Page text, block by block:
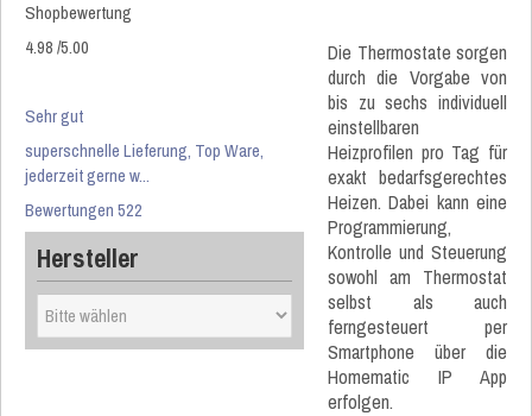
Shopbewertung
4.98/5.00
Sehr gut
superschnelle Lieferung, Top Ware,
jederzeit gerne w...
Bewertungen 522
Hersteller
Die Thermostate sorgen
durch die Vorgabe von
bis zu sechs individuell
einstellbaren
Heizprofilen pro Tag für
exakt bedarfsgerechtes
Heizen. Dabei kann eine
Programmierung,
Kontrolle und Steuerung
sowohl am Thermostat
selbst als auch
ferngesteuert per
Smartphone über die
Homematic IP App
erfolgen.